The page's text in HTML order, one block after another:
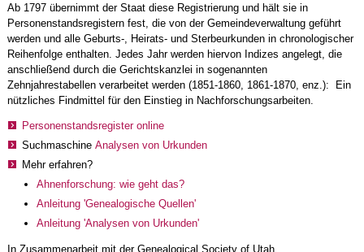
Ab 1797 übernimmt der Staat diese Registrierung und hält sie in
Personenstandsregistern fest, die von der Gemeindeverwaltung geführt
werden und alle Geburts-, Heirats- und Sterbeurkunden in chronologischer
Reihenfolge enthalten. Jedes Jahr werden hiervon Indizes angelegt, die
anschließend durch die Gerichtskanzlei in sogenannten
Zehnjahrestabellen verarbeitet werden (1851-1860, 1861-1870, enz.): Ein
nützliches Findmittel für den Einstieg in Nachforschungsarbeiten.
Personenstandsregister online
Suchmaschine Analysen von Urkunden
Mehr erfahren?
Ahnenforschung: wie geht das?
Anleitung 'Genealogische Quellen'
Anleitung 'Analysen von Urkunden'
In Zusammenarbeit mit der Genealogical Society of Utah.